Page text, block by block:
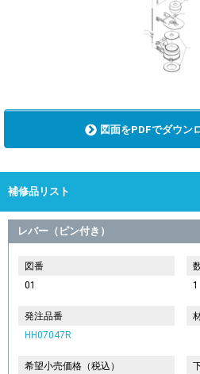
図面をPDFでダウン
補修品リスト
レバー（ピン付き）
図番
01
1
発注品番
HH07047R
希望小売価格（税込）